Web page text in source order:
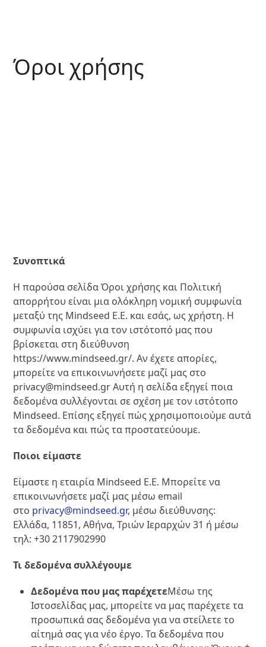
Όροι χρήσης
Συνοπτικά
Η παρούσα σελίδα Όροι χρήσης και Πολιτική
απορρήτου είναι μια ολόκληρη νομική συμφωνία
μεταξύ της Mindseed Ε.Ε. και εσάς, ως χρήστη. Η
συμφωνία ισχύει για τον ιστότοπό μας που
βρίσκεται στη διεύθυνση
https://www.mindseed.gr/. Αν έχετε απορίες,
μπορείτε να επικοινωνήσετε μαζί μας στο
privacy@mindseed.gr Αυτή η σελίδα εξηγεί ποια
δεδομένα συλλέγονται σε σχέση με τον ιστότοπο
Mindseed. Επίσης εξηγεί πώς χρησιμοποιούμε αυτά
τα δεδομένα και πώς τα προστατεύουμε.
Ποιοι είμαστε
Είμαστε η εταιρία Mindseed Ε.Ε. Μπορείτε να
επικοινωνήσετε μαζί μας μέσω email
στο privacy@mindseed.gr, μέσω διεύθυνσης:
Ελλάδα, 11851, Αθήνα, Τριών Ιεραρχών 31 ή μέσω
τηλ: +30 2117902990
Τι δεδομένα συλλέγουμε
Δεδομένα που μας παρέχετεΜέσω της
Ιστοσελίδας μας, μπορείτε να μας παρέχετε τα
προσωπικά σας δεδομένα για να στείλετε το
αίτημά σας για νέο έργο. Τα δεδομένα που